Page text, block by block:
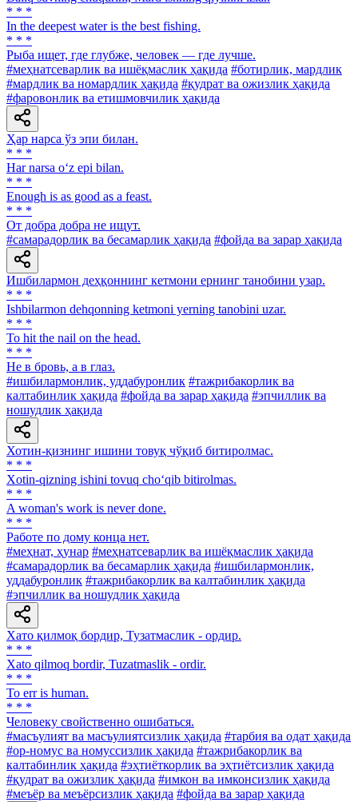
* * *
In the deepest water is the best fishing.
* * *
Рыба ищет, где глубже, человек — где лучше.
#меҳнатсеварлик ва ишёқмаслик ҳақида #ботирлик, мардлик
#мардлик ва номардлик ҳақида #қудрат ва ожизлик ҳақида
#фаровонлик ва етишмовчилик ҳақида
Ҳар нарса ўз эпи билан.
* * *
Har narsa o‘z epi bilan.
* * *
Enough is as good as a feast.
* * *
От добра добра не ищут.
#самарадорлик ва бесамарлик ҳақида #фойда ва зарар ҳақида
Ишбилармон деҳқоннинг кетмони ернинг танобини узар.
* * *
Ishbilarmon dehqonning ketmoni yerning tanobini uzar.
* * *
To hit the nail on the head.
* * *
Нe в бровь, а в глаз.
#ишбилармонлик, уддабуронлик #тажрибакорлик ва
калтабинлик ҳақида #фойда ва зарар ҳақида #эпчиллик ва
ношудлик ҳақида
Хотин-қизнинг ишини товуқ чўқиб битиролмас.
* * *
Xotin-qizning ishini tovuq cho‘qib bitirolmas.
* * *
A woman's work is never done.
* * *
Работе по дому конца нет.
#меҳнат, ҳунар #меҳнатсеварлик ва ишёқмаслик ҳақида
#самарадорлик ва бесамарлик ҳақида #ишбилармонлик,
уддабуронлик #тажрибакорлик ва калтабинлик ҳақида
#эпчиллик ва ношудлик ҳақида
Хато қилмоқ бордир, Тузатмаслик - ордир.
* * *
Xato qilmoq bordir, Tuzatmaslik - ordir.
* * *
To err is human.
* * *
Человеку свойственно ошибаться.
#масъулият ва масъулиятсизлик ҳақида #тарбия ва одат ҳақида
#ор-номус ва номуссизлик ҳақида #тажрибакорлик ва
калтабинлик ҳақида #эҳтиёткорлик ва эҳтиётсизлик ҳақида
#қудрат ва ожизлик ҳақида #имкон ва имконсизлик ҳақида
#меъёр ва меъёрсизлик ҳақида #фойда ва зарар ҳақида